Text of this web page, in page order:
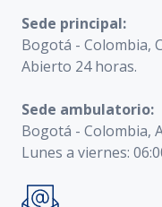
Sede principal:
Bogotá - Colombia,
Abierto 24 horas.
Sede ambulatorio:
Bogotá - Colombia,
Lunes a viernes: